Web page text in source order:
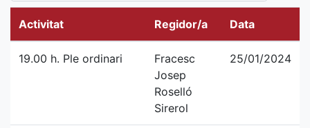
Activitat Regidor/a Data
19.00 h. Ple ordinari
Fracesc
Josep
Roselló
Sirerol
25/01/2024